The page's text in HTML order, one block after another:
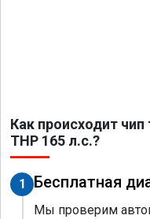
Как происходит
THP 165 л.с.?
1 Бесплатная
Мы проверим